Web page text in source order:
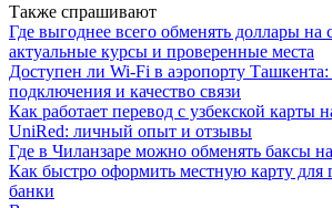
Также спрашивают
Где выгоднее всего обменять доллары на
актуальные курсы и проверенные места
Доступен ли Wi-Fi в аэропорту Ташкента:
подключения и качество связи
Как работает перевод с узбекской карты
UniRed: личный опыт и отзывы
Где в Чиланзаре можно обменять баксы
Как быстро оформить местную карту
банки